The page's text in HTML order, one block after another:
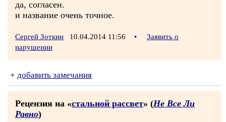
да, согласен.
и название очень точное.
Сергей Зоткин 10.04.2014 11:56 •
Заявить о
нарушении
+ добавить замечания
Рецензия на «стальной рассвет» (Не Все Ли
Равно)